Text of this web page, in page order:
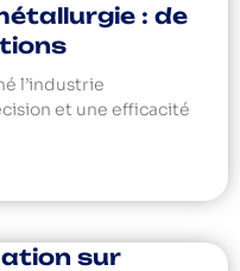
: de
l’industrie
et une efficacité
sur